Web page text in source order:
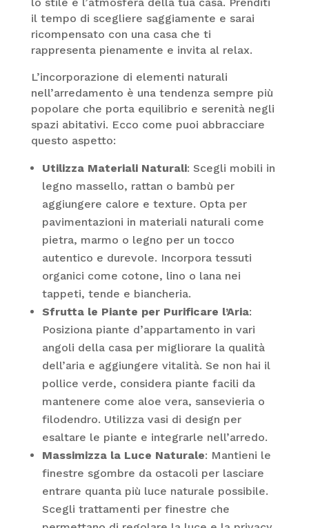
il tempo di scegliere saggiamente e sarai
ricompensato con una casa che ti
rappresenta pienamente e invita al relax.
L’incorporazione di elementi naturali
nell’arredamento è una tendenza sempre più
popolare che porta equilibrio e serenità negli
spazi abitativi. Ecco come puoi abbracciare
questo aspetto:
Utilizza Materiali Naturali: Scegli mobili in
legno massello, rattan o bambù per
aggiungere calore e texture. Opta per
pavimentazioni in materiali naturali come
pietra, marmo o legno per un tocco
autentico e durevole. Incorpora tessuti
organici come cotone, lino o lana nei
tappeti, tende e biancheria.
Sfrutta le Piante per Purificare l’Aria:
Posiziona piante d’appartamento in vari
angoli della casa per migliorare la qualità
dell’aria e aggiungere vitalità. Se non hai il
pollice verde, considera piante facili da
mantenere come aloe vera, sansevieria o
filodendro. Utilizza vasi di design per
esaltare le piante e integrarle nell’arredo.
Massimizza la Luce Naturale: Mantieni le
finestre sgombre da ostacoli per lasciare
entrare quanta più luce naturale possibile.
Scegli trattamenti per finestre che